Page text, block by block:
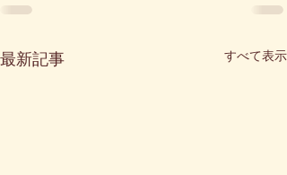
最新記事 すべて表示